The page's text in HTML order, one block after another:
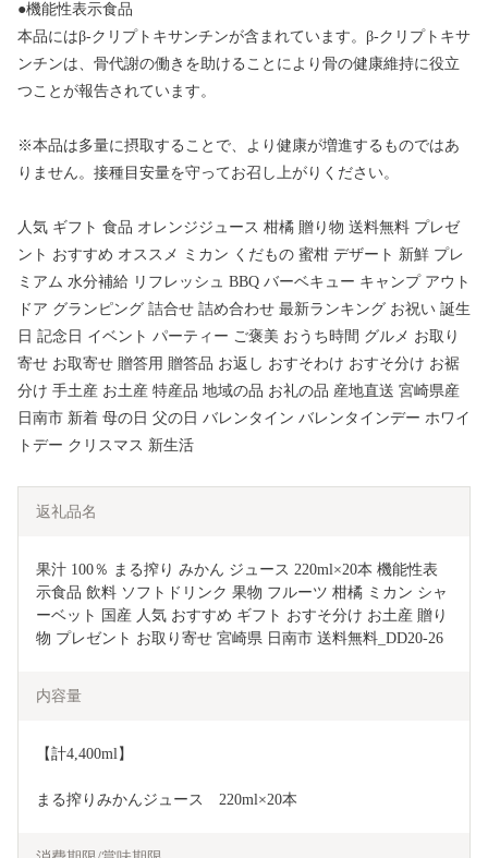
●機能性表示食品
本品にはβ-クリプトキサンチンが含まれています。β-クリプトキサ
ンチンは、骨代謝の働きを助けることにより骨の健康維持に役立
つことが報告されています。
※本品は多量に摂取することで、より健康が増進するものではあ
りません。接種目安量を守ってお召し上がりください。
人気 ギフト 食品 オレンジジュース 柑橘 贈り物 送料無料 プレゼ
ント おすすめ オススメ ミカン くだもの 蜜柑 デザート 新鮮 プレ
ミアム 水分補給 リフレッシュ BBQ バーベキュー キャンプ アウト
ドア グランピング 詰合せ 詰め合わせ 最新ランキング お祝い 誕生
日 記念日 イベント パーティー ご褒美 おうち時間 グルメ お取り
寄せ お取寄せ 贈答用 贈答品 お返し おすそわけ おすそ分け お裾
分け 手土産 お土産 特産品 地域の品 お礼の品 産地直送 宮崎県産
日南市 新着 母の日 父の日 バレンタイン バレンタインデー ホワイ
トデー クリスマス 新生活
返礼品名
果汁 100％ まる搾り みかん ジュース 220ml×20本 機能性表
示食品 飲料 ソフトドリンク 果物 フルーツ 柑橘 ミカン シャ
ーベット 国産 人気 おすすめ ギフト おすそ分け お土産 贈り
物 プレゼント お取り寄せ 宮崎県 日南市 送料無料_DD20-26
内容量
【計4,400ml】
まる搾りみかんジュース　220ml×20本